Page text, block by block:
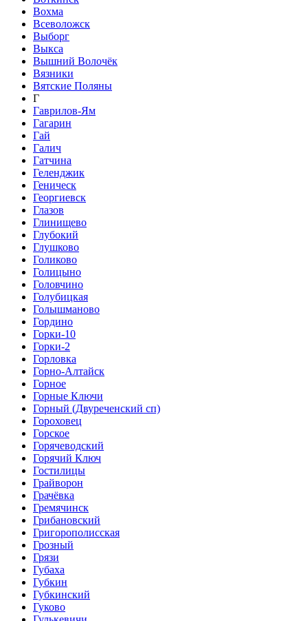
Вохма
Всеволожск
Выборг
Выкса
Вышний Волочёк
Вязники
Вятские Поляны
Г
Гаврилов-Ям
Гагарин
Гай
Галич
Гатчина
Геленджик
Геническ
Георгиевск
Глазов
Глинищево
Глубокий
Глушково
Голиково
Голицыно
Головчино
Голубицкая
Голышманово
Гордино
Горки-10
Горки-2
Горловка
Горно-Алтайск
Горное
Горные Ключи
Горный (Двуреченский сп)
Гороховец
Горское
Горячеводский
Горячий Ключ
Гостилицы
Грайворон
Грачёвка
Гремячинск
Грибановский
Григорополисская
Грозный
Грязи
Губаха
Губкин
Губкинский
Гуково